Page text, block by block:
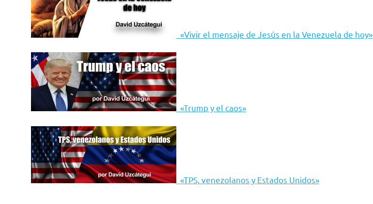
«Vivir el mensaje de Jesús en la Venezuela de hoy»
«Trump y el caos»
«TPS, venezolanos y Estados Unidos»